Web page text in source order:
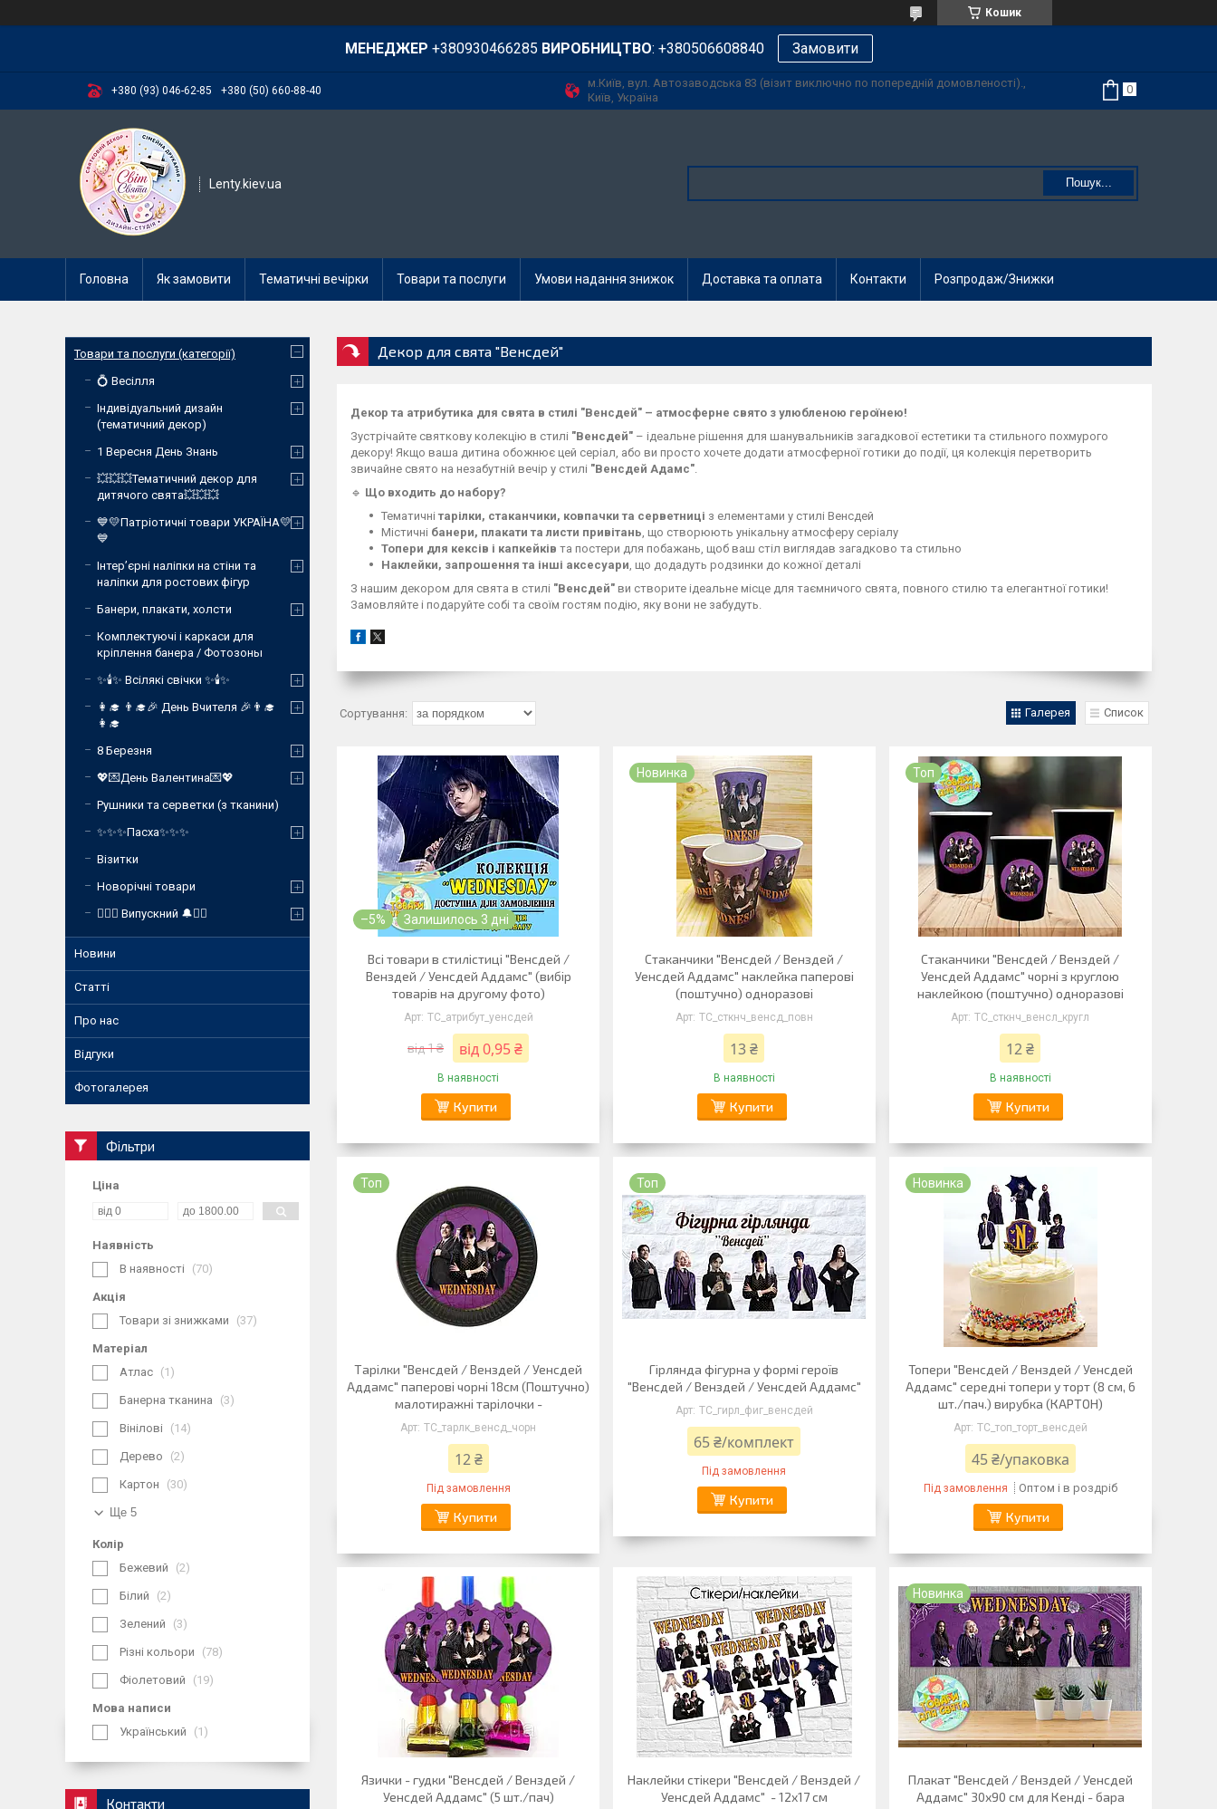
Кошик
МЕНЕДЖЕР +380930466285 ВИРОБНИЦТВО: +380506608840 Замовити
+380 (93) 046-62-85 +380 (50) 660-88-40
м.Київ, вул. Автозаводська 83 (візит виключно по попередній домовленості).,
Київ, Україна
Lenty.kiev.ua Пошук...
Головна Як замовити Тематичні вечірки Товари та послуги Умови надання знижок Доставка та оплата Контакти Розпродаж/Знижки
Декор для свята "Венсдей"
Декор та атрибутика для свята в стилі "Венсдей" – атмосферне свято з улюбленою героїнею!
Зустрічайте святкову колекцію в стилі "Венсдей" – ідеальне рішення для шанувальників загадкової естетики та стильного похмурого
декору! Якщо ваша дитина обожнює цей серіал, або ви просто хочете додати атмосферної готики до події, ця колекція перетворить
звичайне свято на незабутній вечір у стилі "Венсдей Адамс".
🔹 Що входить до набору?
Тематичнітарілки, стаканчики, ковпачки та серветниці з елементами у стилі Венсдей
Містичні банери, плакати та листи привітань, що створюють унікальну атмосферу серіалу
Топери для кексів і капкейків та постери для побажань, щоб ваш стіл виглядав загадково та стильно
Наклейки, запрошення та інші аксесуари, що додадуть родзинки до кожної деталі
З нашим декором для свята в стилі "Венсдей" ви створите ідеальне місце для таємничого свята, повного стилю та елегантної готики!
Замовляйте і подаруйте собі та своїм гостям подію, яку вони не забудуть.
Галерея Список
–5% Залишилось 3 дні
Всі товари в стилістиці "Венсдей /
Венздей / Уенсдей Аддамс" (вибір
товарів на другому фото)
ТС_атрибут_уенсдей
від 1 ₴ від 0,95 ₴
В наявності
Купити
Новинка
Стаканчики "Венсдей / Венздей /
Уенсдей Аддамс" наклейка паперові
(поштучно) одноразові
ТС_сткнч_венсд_повн
13 ₴
В наявності
Купити
Топ
Стаканчики "Венсдей / Венздей /
Уенсдей Аддамс" чорні з круглою
наклейкою (поштучно) одноразові
ТС_сткнч_венсл_кругл
12 ₴
В наявності
Купити
Топ
Тарілки "Венсдей / Венздей / Уенсдей
Аддамс" паперові чорні 18см (Поштучно)
малотиражні тарілочки -
ТС_тарлк_венсд_чорн
12 ₴
Під замовлення
Купити
Топ
Гірлянда фігурна у формі героїв
"Венсдей / Венздей / Уенсдей Аддамс"
ТС_гирл_фиг_венсдей
65 ₴/комплект
Під замовлення
Купити
Новинка
Топери "Венсдей / Венздей / Уенсдей
Аддамс" середні топери у торт (8 см, 6
шт./пач.) вирубка (КАРТОН)
ТС_топ_торт_венсдей
45 ₴/упаковка
Під замовлення Оптом і в роздріб
Купити
Язички - гудки "Венсдей / Венздей /
Уенсдей Аддамс" (5 шт./пач)
Наклейки стікери "Венсдей / Венздей /
Уенсдей Аддамс" - 12х17 см
Новинка
Плакат "Венсдей / Венздей / Уенсдей
Аддамс" 30х90 см для Кенді - бара
Товари та послуги (категорії)
💍 Весілля
Індивідуальний дизайн
(тематичний декор)
1 Вересня День Знань
💥💥💥Тематичний декор для
дитячого свята💥💥💥
💙💛Патріотичні товари УКРАЇНА💛
💙
Інтер’єрні наліпки на стіни та
наліпки для ростових фігур
Банери, плакати, холсти
Комплектуючі і каркаси для
кріплення банера / Фотозоны
✨🕯️✨ Всілякі свічки ✨🕯️✨
👩‍🎓 👨‍🎓🎉 День Вчителя 🎉👨‍🎓
👩‍🎓
8 Березня
💖💌День Валентина💌💖
Рушники та серветки (з тканини)
✨✨✨Пасха✨✨✨
Візитки
Новорічні товари
❤️‍🔥🔔 Випускний 🔔❤️‍🔥
Новини
Статті
Про нас
Відгуки
Фотогалерея
Фільтри
Ціна
Наявність
В наявності
70
Акція
Товари зі знижками
37
Матеріал
Атлас
1
Банерна тканина 3
Вінілові 14
Дерево 2
Картон 30
Ще 5
Колір
Бежевий
2
Білий 2
Зелений 3
Різні кольори 78
Фіолетовий 19
Мова написи
Український
1
Контакти